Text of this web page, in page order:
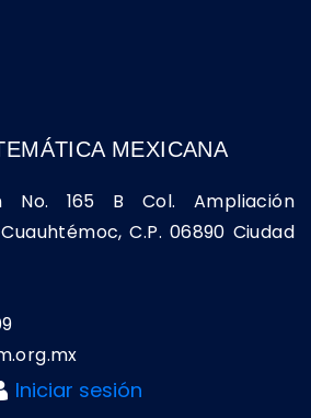
MEXICANA
No. 165 B Col. Ampliación
C.P. 06890 Ciudad
Iniciar sesión